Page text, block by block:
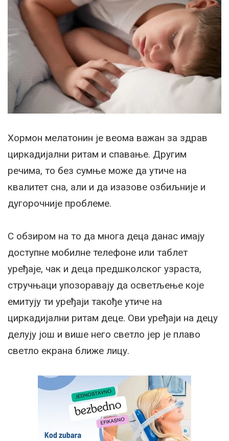
Хормон мелатонин је веома важан за здрав
циркадијални ритам и спавање. Другим
речима, то без сумње може да утиче на
квалитет сна, али и да изазове озбиљније и
дугорочније проблеме.
С обзиром на то да многа деца данас имају
доступне мобилне телефоне или таблет
уређаје, чак и деца предшколског узраста,
стручњаци упозоравају да осветљење које
емитују ти уређаји такође утиче на
циркадијални ритам деце. Ови уређаји на децу
делују још и више него светло јер је плаво
светло екрана ближе лицу.